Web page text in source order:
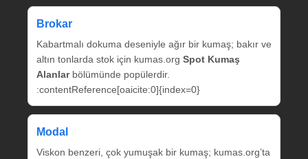
Brokar
Kabartmalı dokuma deseniyle ağır bir kumaş; bakır ve
altın tonlarda stok için kumas.org Spot Kumaş
Alanlarbölümünde popülerdir.
:contentReference[oaicite:0]{index=0}
Modal
Viskon benzeri, çok yumuşak bir kumaş; kumas.org’ta